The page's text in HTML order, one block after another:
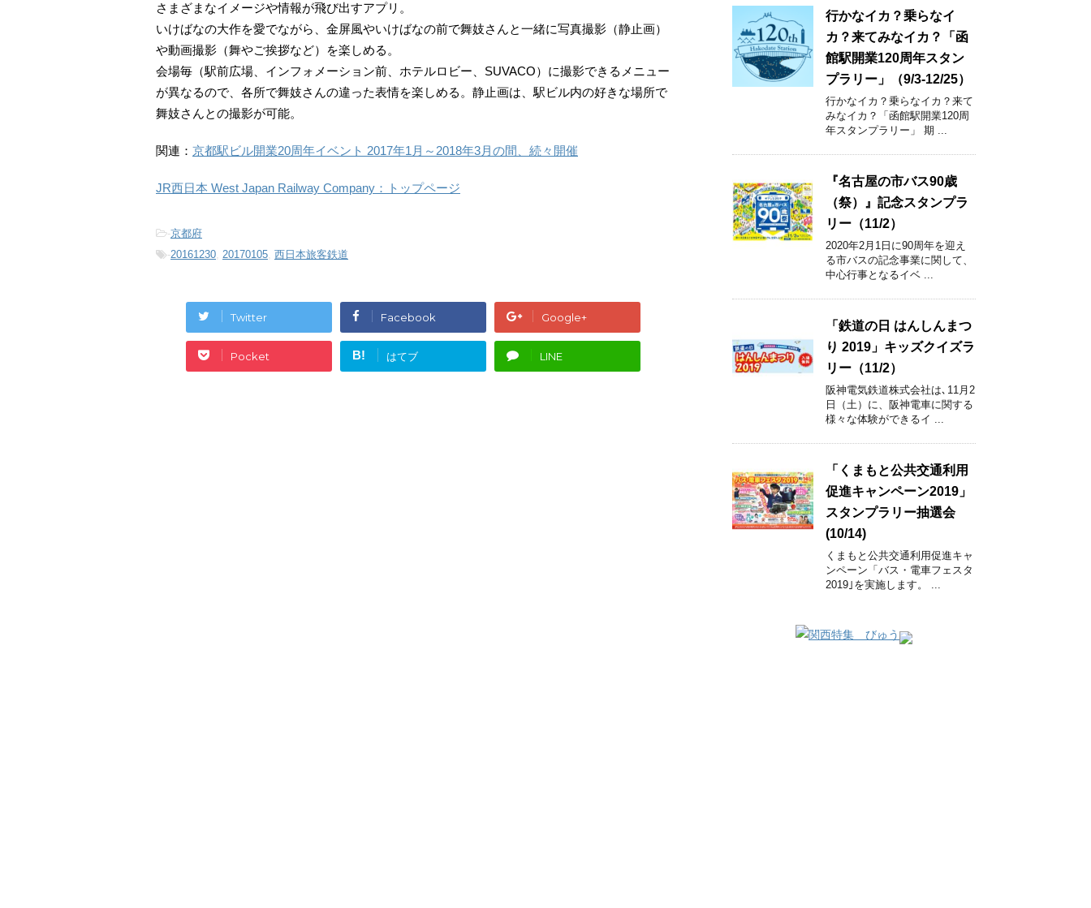
さまざまなイメージや情報が飛び出すアプリ。
いけばなの大作を愛でながら、金屏風やいけばなの前で舞妓さんと一緒に写真撮影（静止画）
や動画撮影（舞やご挨拶など）を楽しめる。
会場毎（駅前広場、インフォメーション前、ホテルロビー、SUVACO）に撮影できるメニュー
が異なるので、各所で舞妓さんの違った表情を楽しめる。静止画は、駅ビル内の好きな場所で
舞妓さんとの撮影が可能。
関連： 京都駅ビル開業20周年イベント 2017年1月～2018年3月の間、続々開催
JR西日本 West Japan Railway Company：トップページ
-京都府
-20161230, 20170105, 西日本旅客鉄道
Twitter Facebook Google+
Pocket B! はてブ LINE
行かなイカ？乗らなイ
カ？来てみなイカ？「函
館駅開業120周年スタン
プラリー」（9/3-12/25）
行かなイカ？乗らなイカ？来て
みなイカ？「函館駅開業120周
年スタンプラリー」 期 ...
『名古屋の市バス90歳
（祭）』記念スタンプラ
リー（11/2）
2020年2月1日に90周年を迎え
る市バスの記念事業に関して、
中心行事となるイベ ...
「鉄道の日 はんしんまつ
り 2019」キッズクイズラ
リー（11/2）
阪神電気鉄道株式会社は､11月2
日（土）に、阪神電車に関する
様々な体験ができるイ ...
「くまもと公共交通利用
促進キャンペーン2019」
スタンプラリー抽選会
(10/14)
くまもと公共交通利用促進キャ
ンペーン「バス・電車フェスタ
2019｣を実施します。 ...